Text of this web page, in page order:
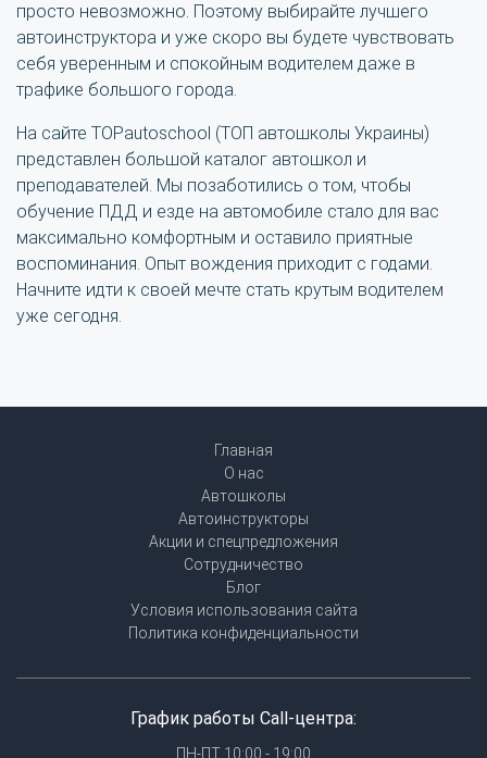
просто невозможно. Поэтому выбирайте лучшего
автоинструктора и уже скоро вы будете чувствовать
себя уверенным и спокойным водителем даже в
трафике большого города.
На сайте TOPautoschool (ТОП автошколы Украины)
представлен большой каталог автошкол и
преподавателей. Мы позаботились о том, чтобы
обучение ПДД и езде на автомобиле стало для вас
максимально комфортным и оставило приятные
воспоминания. Опыт вождения приходит с годами.
Начните идти к своей мечте стать крутым водителем
уже сегодня.
Главная
О нас
Автошколы
Автоинструкторы
Акции и спецпредложения
Сотрудничество
Блог
Условия использования сайта
Политика конфиденциальности
График работы Call-центра:
ПН-ПТ 10:00 - 19:00